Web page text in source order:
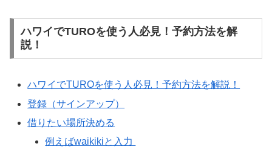
ハワイでTUROを使う人必見！予約方法を解
説！
ハワイでTUROを使う人必見！予約方法を解説！
登録（サインアップ）
借りたい場所決める
例えばwaikikiと入力